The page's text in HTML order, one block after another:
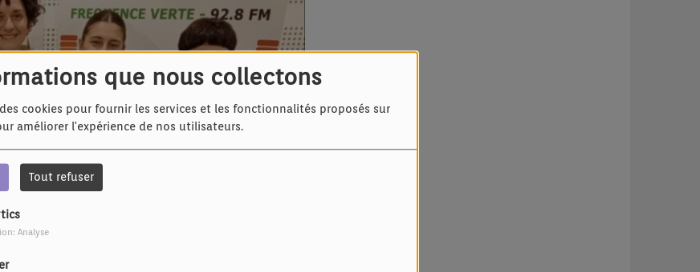
que nous collectons
cookies pour fournir les services et les fonctionnalités proposés sur
améliorer l'expérience de nos utilisateurs.
Tout refuser
Analyse